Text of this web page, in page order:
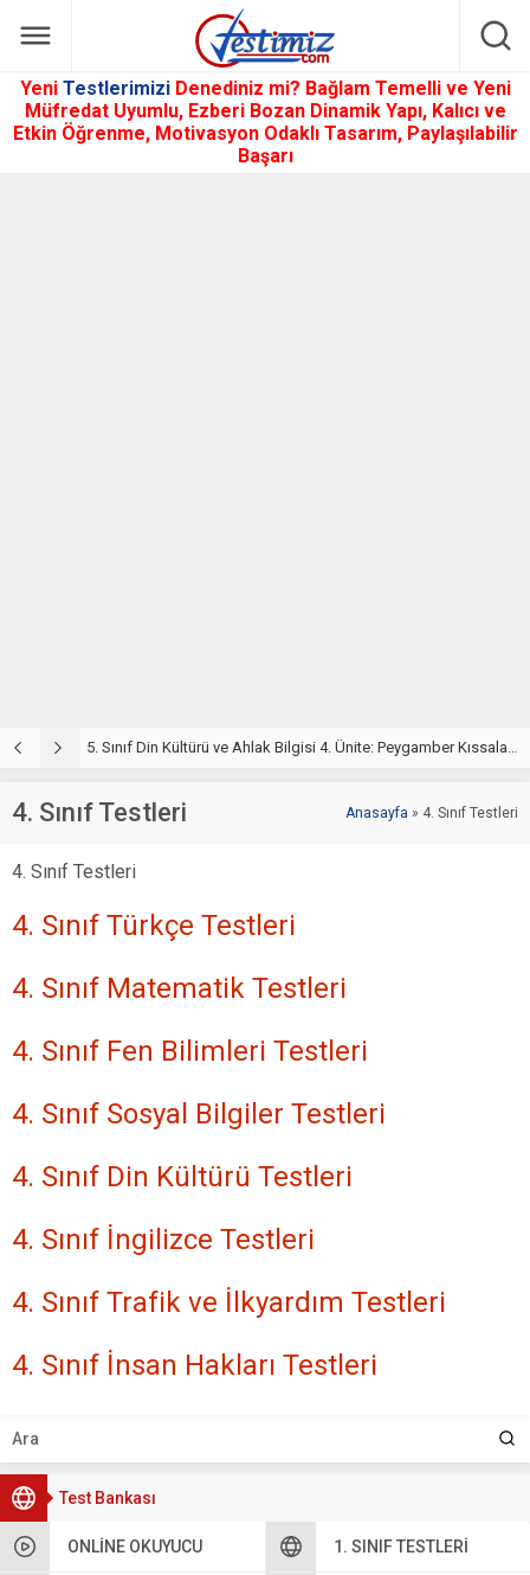
Yeni Testlerimizi Denediniz mi? Bağlam Temelli ve Yeni
Müfredat Uyumlu, Ezberi Bozan Dinamik Yapı, Kalıcı ve
Etkin Öğrenme, Motivasyon Odaklı Tasarım, Paylaşılabilir
Başarı
5. Sınıf Peygamber Kıssaları Ünite Testi – Online Çöz
Test Bankası
ONLINE OKUYUCU 1. SINIF TESTLERI
4. Sınıf Testleri Anasayfa » 4. Sınıf Testleri
4. Sınıf Testleri
4. Sınıf Türkçe Testleri
4. Sınıf Matematik Testleri
4. Sınıf Fen Bilimleri Testleri
4. Sınıf Sosyal Bilgiler Testleri
4. Sınıf Din Kültürü Testleri
4. Sınıf İngilizce Testleri
4. Sınıf Trafik ve İlkyardım Testleri
4. Sınıf İnsan Hakları Testleri